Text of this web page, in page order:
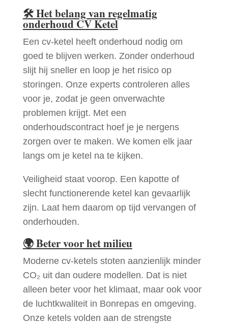
🛠Het belang van regelmatig
onderhoud CV Ketel
Een cv-ketel heeft onderhoud nodig om
goed te blijven werken. Zonder onderhoud
slijt hij sneller en loop je het risico op
storingen. Onze experts controleren alles
voor je, zodat je geen onverwachte
problemen krijgt. Met een
onderhoudscontract hoef je je nergens
zorgen over te maken. We komen elk jaar
langs om je ketel na te kijken.
Veiligheid staat voorop. Een kapotte of
slecht functionerende ketel kan gevaarlijk
zijn. Laat hem daarom op tijd vervangen of
onderhouden.
🌍Beter voor het milieu
Moderne cv-ketels stoten aanzienlijk minder
CO₂ uit dan oudere modellen. Dat is niet
alleen beter voor het klimaat, maar ook voor
de luchtkwaliteit in Bonrepas en omgeving.
Onze ketels volden aan de strengste